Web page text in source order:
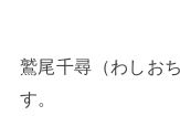
鷲尾千尋（わしお
す。